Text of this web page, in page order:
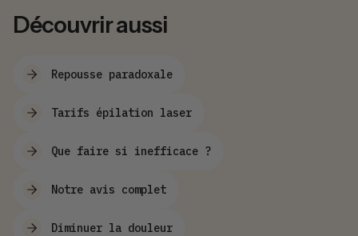
Découvrir aussi
Repousse paradoxale
Tarifs épilation laser
Que faire si inefficace ?
Notre avis complet
Diminuer la douleur